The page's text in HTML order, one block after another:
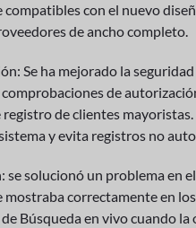
con el nuevo
de ancho completo.
Se ha mejorado la seguridad
de
registro de clientes
y evita registros no
se solucionó un problema en
mostraba correctamente en los
Búsqueda en vivo cuando la